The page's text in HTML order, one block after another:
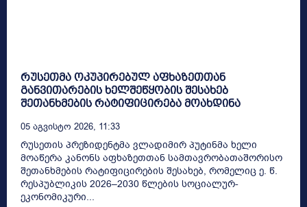
რუსეთმა ოკუპირებულ აფხაზეთთან
განვითარების ხელშეწყობის შესახებ
შეთანხმების რატიფიცირება მოახდინა
05 Აგვისტო 2026, 11:33
რუსეთის პრეზიდენტმა ვლადიმირ პუტინმა ხელი
მოაწერა კანონს აფხაზეთთან სამთავრობათაშორისო
შეთანხმების რატიფიცირების შესახებ, რომელიც ე. წ.
რესპუბლიკის 2026–2030 წლების სოციალურ-
ეკონომიკური...